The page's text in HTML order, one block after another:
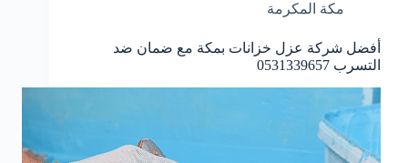
مكة المكرمة
أفضل شركة عزل خزانات بمكة مع ضمان ضد
التسرب 0531339657